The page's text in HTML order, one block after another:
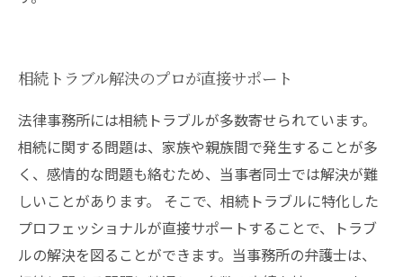
相続トラブル解決のプロが直接サポート
法律事務所には相続トラブルが多数寄せられています。
相続に関する問題は、家族や親族間で発生することが多
く、感情的な問題も絡むため、当事者同士では解決が難
しいことがあります。 そこで、相続トラブルに特化した
プロフェッショナルが直接サポートすることで、トラブ
ルの解決を図ることができます。当事務所の弁護士は、